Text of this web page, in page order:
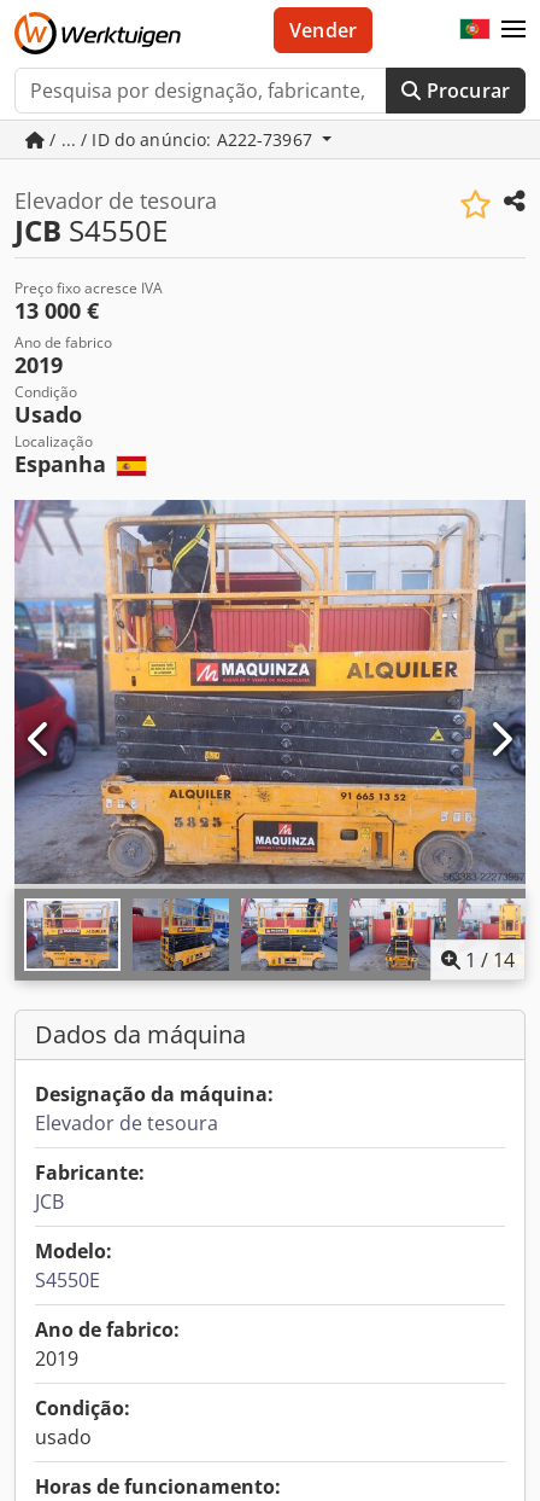
Procurar
Vender
/ ... / ID do anúncio: A222-73967
Elevador de tesoura
JCB S4550E
Preço fixo acresce IVA
13 000 €
Ano de fabrico
2019
Condição
Usado
Localização
Espanha
1 / 14
Dados da máquina
Designação da máquina:
Elevador de tesoura
Fabricante:
JCB
Modelo:
S4550E
Ano de fabrico:
2019
Condição:
usado
Horas de funcionamento: